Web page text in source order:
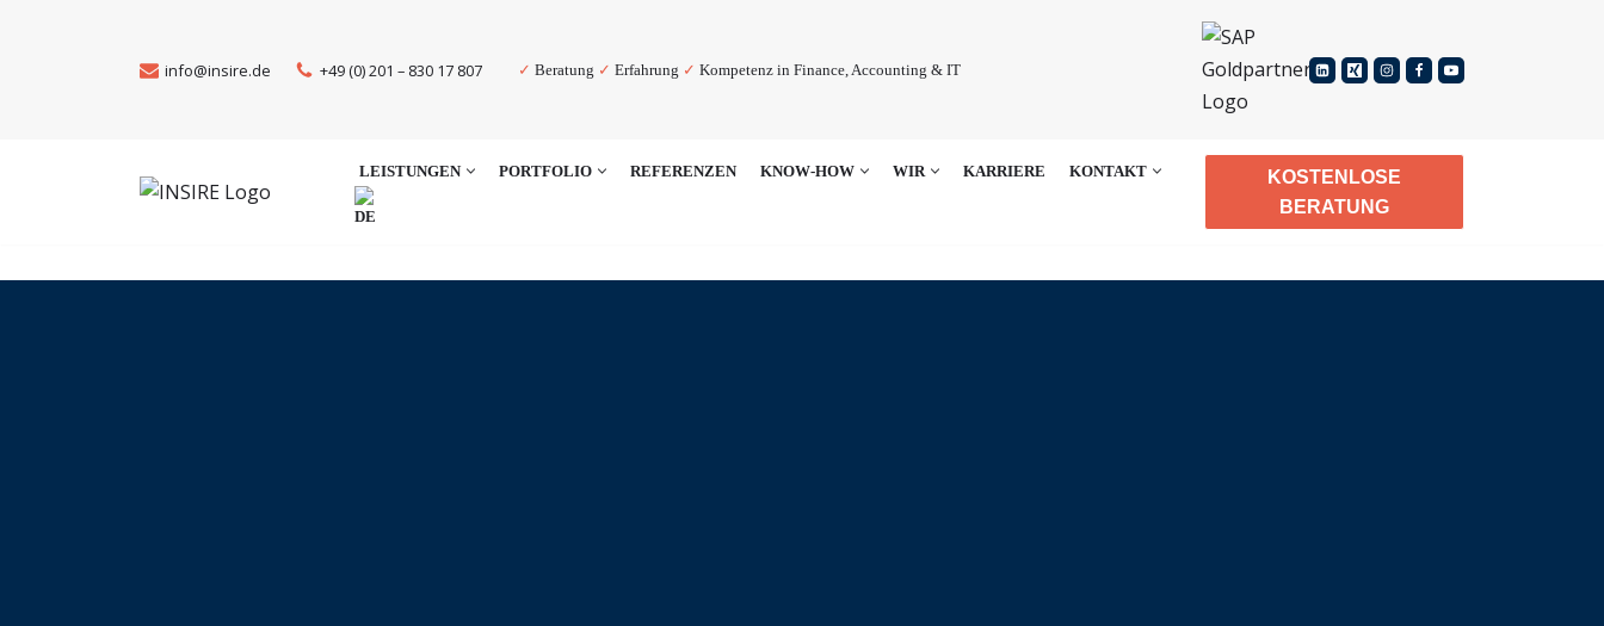
info@insire.de +49 (0) 201 – 830 17 807 ✓ Beratung ✓ Erfahrung ✓ Kompetenz in Finance, Accounting & IT
LEISTUNGEN PORTFOLIO REFERENZEN KNOW-HOW WIR KARRIERE KONTAKT
KOSTENLOSE
BERATUNG